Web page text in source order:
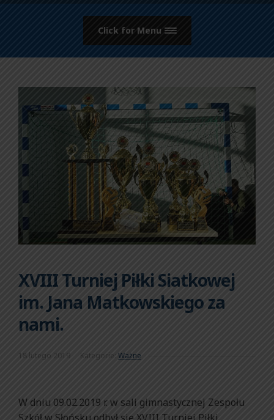
Click for Menu
XVIII Turniej Piłki Siatkowej
im. Jana Matkowskiego za
nami.
18 lutego 2019 Kategorie: Ważne
W dniu 09.02.2019 r. w sali gimnastycznej Zespołu